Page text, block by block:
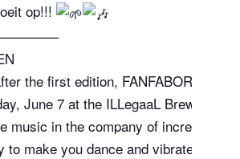
op!!!
the first edition, FANFABORDAGE
June 7 at the ILLegaaL Brewery.
music in the company of incredible
to make you dance and vibrate all